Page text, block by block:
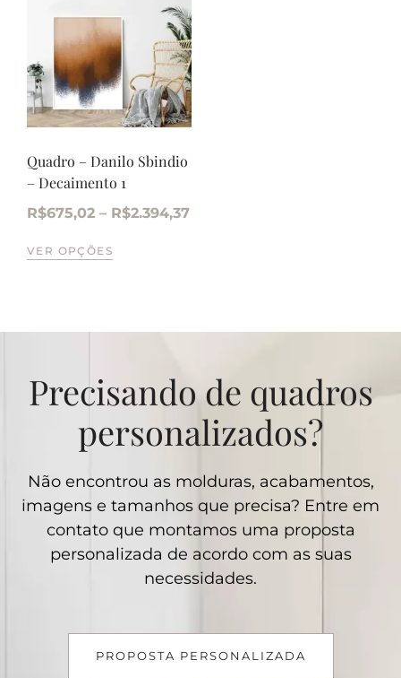
Quadro – Danilo Sbindio
– Decaimento 1
R$675,02 – R$2.394,37
VER OPÇÕES
Precisando de quadros
personalizados?
Não encontrou as molduras, acabamentos,
imagens e tamanhos que precisa? Entre em
contato que montamos uma proposta
personalizada de acordo com as suas
necessidades.
PROPOSTA PERSONALIZADA